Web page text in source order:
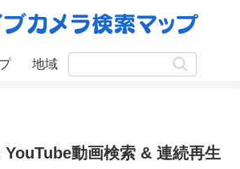
地域
動画検索 & 連続再生